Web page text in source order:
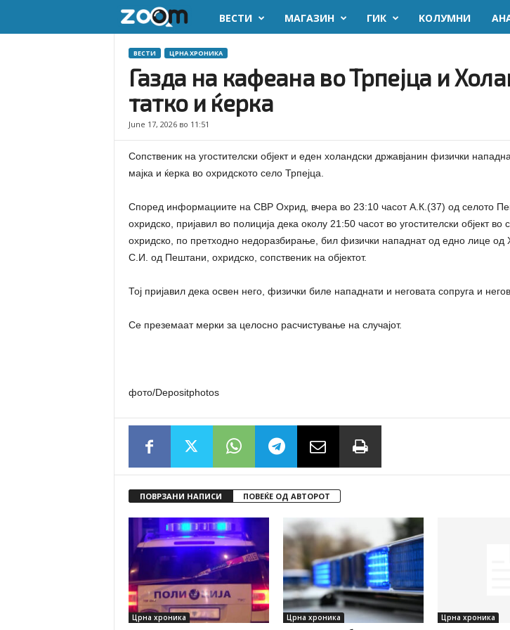
o
o
m
.
m
k
ВЕСТИ МАГАЗИН ГИК KОЛУМНИ
ВЕСТИ ЦРНА ХРОНИКА
Газда на кафеана во Трпејца и
татко и ќерка
June 17, 2026 во 11:51
Сопственик на угостителски објект и еден холандски државјанин физички
мајка и ќерка во охридското село Трпејца.
Според информациите на СВР Охрид, вчера во 23:10 часот А.К.(37) од селото
охридско, пријавил во полиција дека околу 21:50 часот во угостителски објект во
охридско, по претходно недоразбирање, бил физички нападнат од едно лице од
С.И. од Пештани, охридско, сопственик на објектот.
Тој пријавил дека освен него, физички биле нападнати и неговата сопруга и
Се преземаат мерки за целосно расчистување на случајот.
фото/Depositphotos
ПОВРЗАНИ НАПИСИ ПОВЕЌЕ ОД АВТОРОТ
Црна хроника Црна хроника Црна хроника